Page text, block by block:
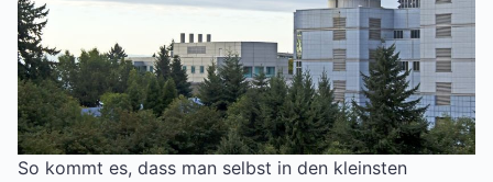
So kommt es, dass man selbst in den kleinsten